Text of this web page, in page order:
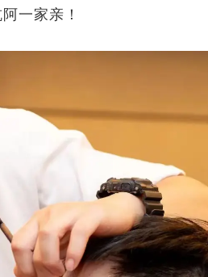
一家亲！